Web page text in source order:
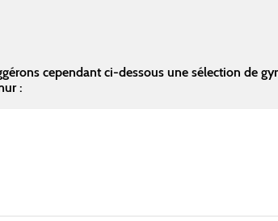
cependant ci-dessous une sélection de
: